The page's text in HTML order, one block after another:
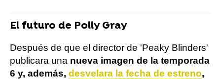
El futuro de Polly Gray
Después de que el director de 'Peaky Blinders'
publicara una nueva imagen de la temporada
6 y, además, desvelara la fecha de estreno,